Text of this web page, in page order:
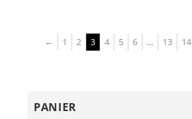
← 1 2 3 4 5 6 … 13 14
PANIER